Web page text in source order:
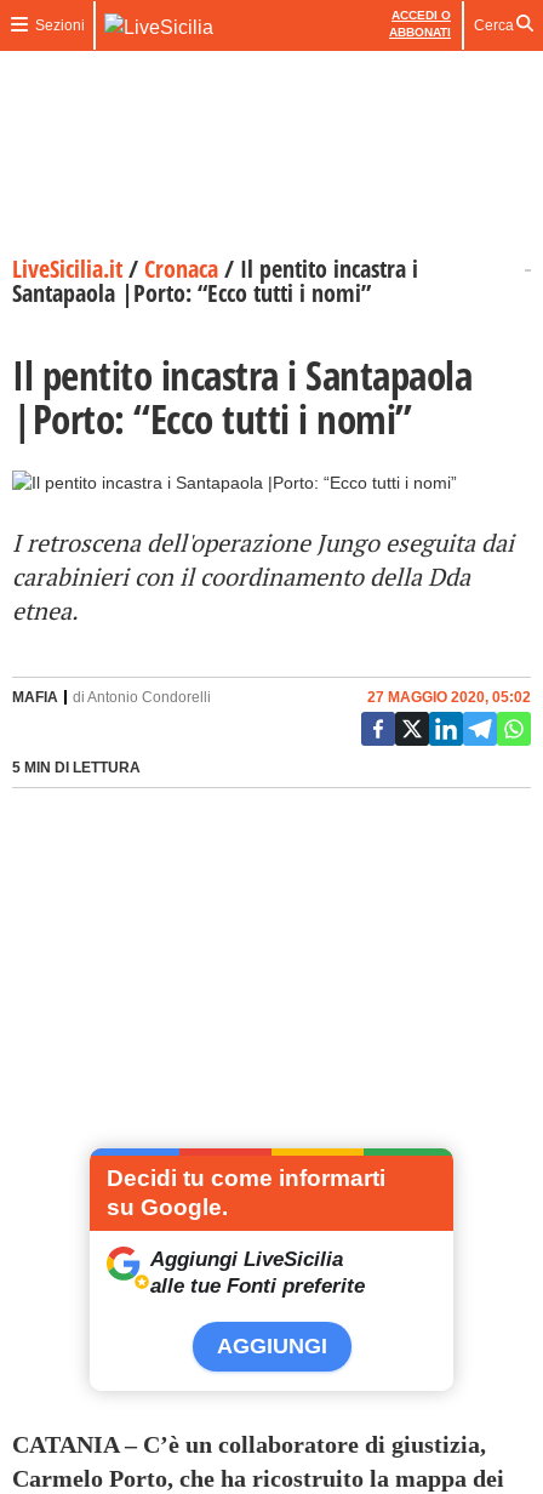
Sezioni
ACCEDI O
ABBONATI
Cerca
LiveSicilia.it/Cronaca/ Il pentito incastra i
Santapaola |Porto: “Ecco tutti i nomi”
Il pentito incastra i Santapaola
|Porto: “Ecco tutti i nomi”
I retroscena dell'operazione Jungo eseguita dai
carabinieri con il coordinamento della Dda
etnea.
MAFIA di Antonio Condorelli
5 MIN DI LETTURA
27 MAGGIO 2020, 05:02
Decidi tu come informarti
su Google.
Aggiungi LiveSicilia
alle tue Fonti preferite
AGGIUNGI
CATANIA – C’è un collaboratore di giustizia,
Carmelo Porto, che ha ricostruito la mappa dei